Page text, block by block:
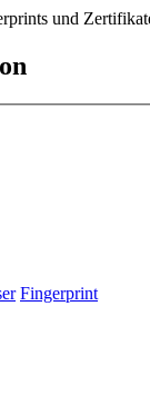
und
Fingerprint